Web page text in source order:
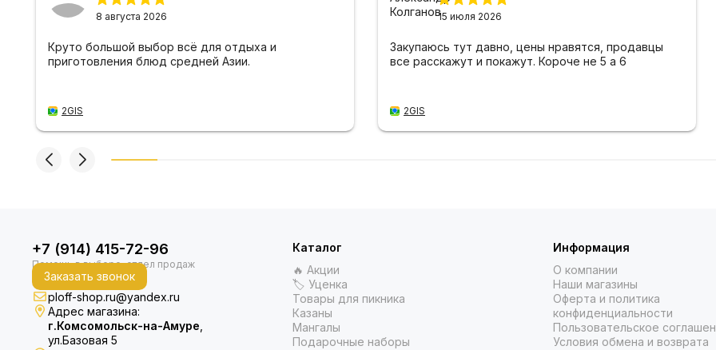
8 августа 2026
Круто большой выбор всё для отдыха и
приготовления блюд средней Азии.
2GIS
15 июля 2026
Закупаюсь тут давно, цены нравятся, продавцы
все расскажут и покажут. Короче не 5 а 6
2GIS
+7 (914) 415-72-96
Заказать звонок
ploff-shop.ru@yandex.ru
Адрес магазина:
г.Комсомольск-на-Амуре
ул.Базовая 5
Каталог
🔥 Акции
🏷 Уценка
Товары для пикника
Казаны
Мангалы
Подарочные наборы
Информация
О компании
Наши магазины
Оферта и политика
конфиденциальности
Пользовательское
Условия обмена и возврата